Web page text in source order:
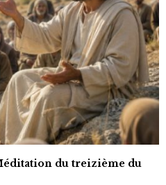
du treizième du